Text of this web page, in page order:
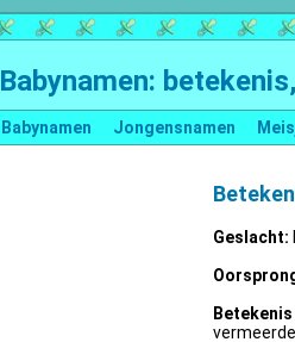
Babynamen:
Babynamen Jongensnamen
Geslacht: